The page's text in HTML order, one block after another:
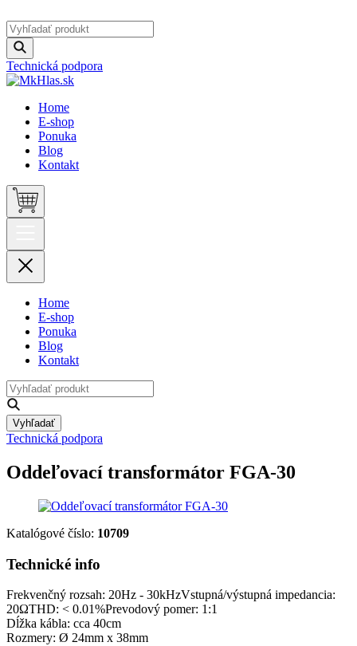
Technická podpora
Home
E-shop
Ponuka
Blog
Kontakt
Home
E-shop
Ponuka
Blog
Kontakt
Vyhľadať
Technická podpora
Oddeľovací transformátor FGA-30
Katalógové číslo: 10709
Technické info
Frekvenčný rozsah: 20Hz - 30kHzVstupná/výstupná impedancia:
20ΩTHD: < 0.01%Prevodový pomer: 1:1
Dĺžka kábla: cca 40cm
Rozmery: Ø 24mm x 38mm